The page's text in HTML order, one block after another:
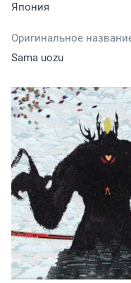
Япония
Оригинальное
Sama uozu